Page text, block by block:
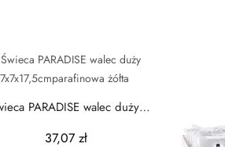
PARADISE walec duży
37,07 zł